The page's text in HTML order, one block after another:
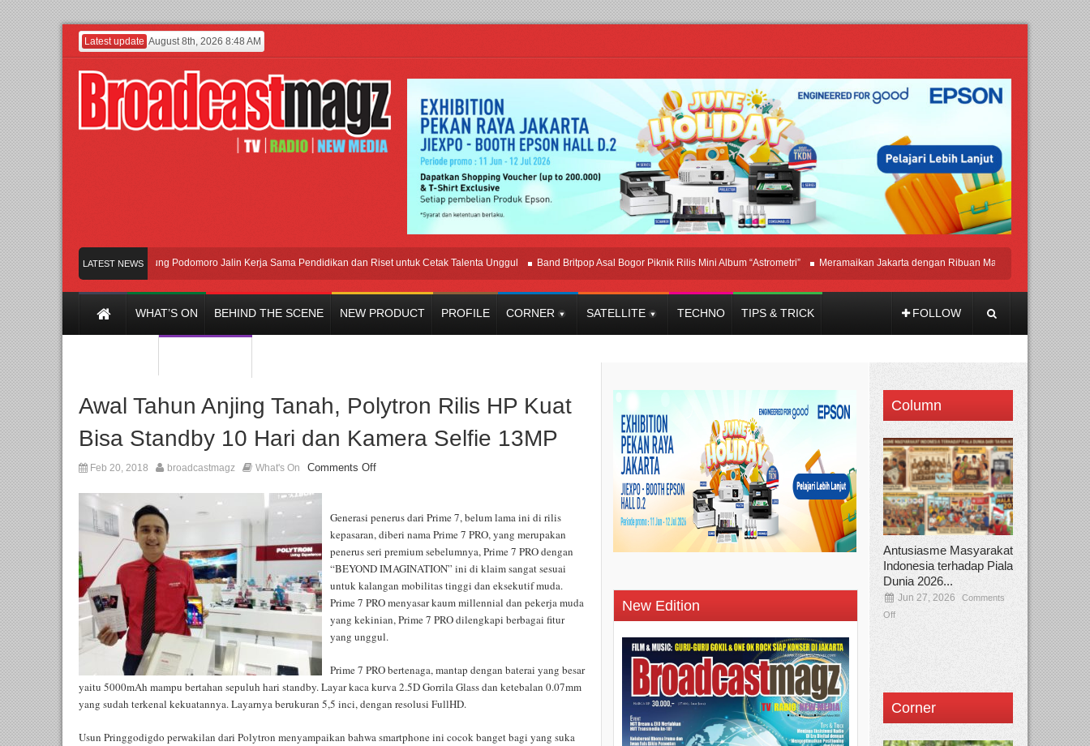
Latest update August 8th, 2026 8:48 AM
LATEST NEWS
UI dan Universitas Agung Podomoro Jalin Kerja Sama Pendidikan dan Riset untuk Cetak Talenta Unggul Band Britpop Asal Bogor Piknik Rilis Mini Album “Astrometri” Meramaikan Jakarta dengan Ribuan Mainan dan Produk Bayi dari
WHAT’S ON BEHIND THE SCENE NEW PRODUCT PROFILE CORNER SATELLITE TECHNO TIPS & TRICK FOLLOW
Awal Tahun Anjing Tanah, Polytron Rilis HP Kuat
Bisa Standby 10 Hari dan Kamera Selfie 13MP
Feb 20, 2018 broadcastmagz What's On Comments Off
Generasi penerus dari Prime 7, belum lama ini di rilis
kepasaran, diberi nama Prime 7 PRO, yang merupakan
penerus seri premium sebelumnya, Prime 7 PRO dengan
“BEYOND IMAGINATION” ini di klaim sangat sesuai
untuk kalangan mobilitas tinggi dan eksekutif muda.
Prime 7 PRO menyasar kaum millennial dan pekerja muda
yang kekinian, Prime 7 PRO dilengkapi berbagai fitur
yang unggul.
Prime 7 PRO bertenaga, mantap dengan baterai yang besar
yaitu 5000mAh mampu bertahan sepuluh hari standby. Layar kaca kurva 2.5D Gorrila Glass dan ketebalan 0.07mm
yang sudah terkenal kekuatannya. Layarnya berukuran 5,5 inci, dengan resolusi FullHD.
Usun Pringgodigdo perwakilan dari Polytron menyampaikan bahwa smartphone ini cocok banget bagi yang suka
New Edition
Column
Antusiasme Masyarakat
Indonesia terhadap Piala
Dunia 2026...
Jun 27, 2026
Comments
Off
Corner